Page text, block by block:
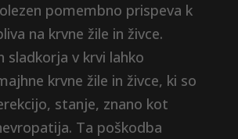
pomembno prispeva k
na krvne žile in živce.
sladkorja v krvi lahko
krvne žile in živce, ki so
stanje, znano kot
Ta poškodba